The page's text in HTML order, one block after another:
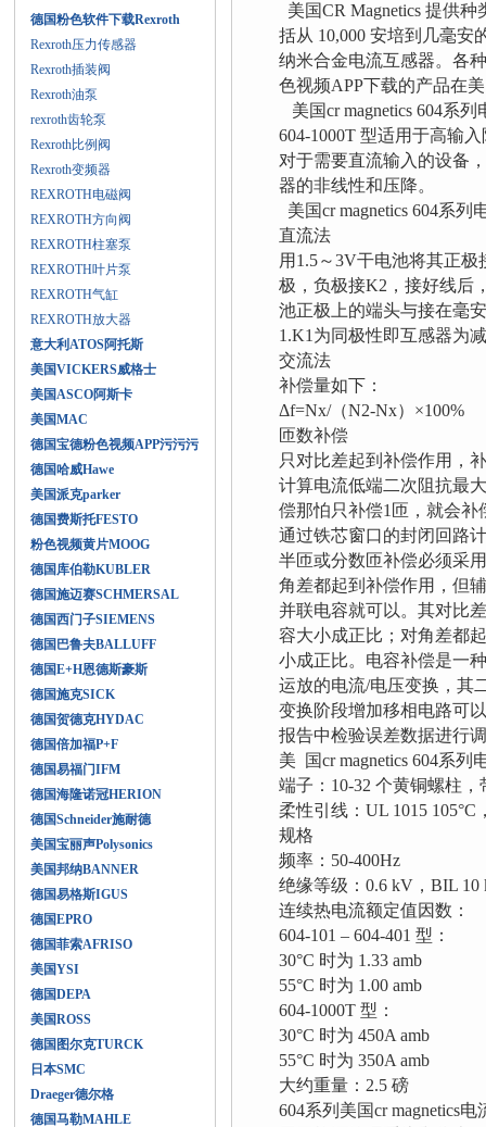
德国粉色软件下载Rexroth
Rexroth压力传感器
Rexroth插装阀
Rexroth油泵
rexroth齿轮泵
Rexroth比例阀
Rexroth变频器
REXROTH电磁阀
REXROTH方向阀
REXROTH柱塞泵
REXROTH叶片泵
REXROTH气缸
REXROTH放大器
意大利ATOS阿托斯
美国VICKERS威格士
美国ASCO阿斯卡
美国MAC
德国宝德粉色视频APP污污污
德国哈威Hawe
美国派克parker
德国费斯托FESTO
粉色视频黄片MOOG
德国库伯勒KUBLER
德国施迈赛SCHMERSAL
德国西门子SIEMENS
德国巴鲁夫BALLUFF
德国E+H恩德斯豪斯
德国施克SICK
德国贺德克HYDAC
德国倍加福P+F
德国易福门IFM
德国海隆诺冠HERION
德国Schneider施耐德
美国宝丽声Polysonics
美国邦纳BANNER
德国易格斯IGUS
德国EPRO
德国菲索AFRISO
美国YSI
德国DEPA
美国ROSS
德国图尔克TURCK
日本SMC
Draeger德尔格
德国马勒MAHLE
美国CR Magnetics 提供
括从 10,000 安培到几毫
纳米合金电流互感器。各
色视频APP下载的产品在
美国cr magnetics 604系
604-1000T 型适用于高输
对于需要直流输入的设备
器的非线性和压降。
美国cr magnetics 604系
直流法
用1.5～3V干电池将其正
极，负极接K2，接好线后
池正极上的端头与接在毫
1.K1为同极性即互感器为
交流法
补偿量如下：
Δf=Nx/（N2-Nx）×100%
匝数补偿
只对比差起到补偿作用，
计算电流低端二次阻抗最
偿那怕只补偿1匝，就会
通过铁芯窗口的封闭回路
半匝或分数匝补偿必须采
角差都起到补偿作用，但
并联电容就可以。其对比
容大小成正比；对角差都
小成正比。电容补偿是一
运放的电流/电压变换，其
变换阶段增加移相电路可
报告中检验误差数据进行
美 国cr magnetics 604系列
端子：10-32 个黄铜螺柱
柔性引线：UL 1015
规格
频率：50-400Hz
绝缘等级：0.6 kV，BIL 10
连续热电流额定值因数：
604-101 – 604-401 型：
30°C 时为 1.33 amb
55°C 时为 1.00 amb
604-1000T 型：
30°C 时为 450A amb
55°C 时为 350A amb
大约重量：2.5 磅
604系列美国cr magnetics